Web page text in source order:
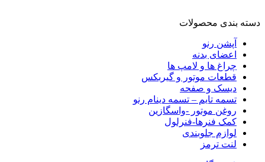
دسته‌ بندی محصولات
آپشن رنو
اعضای بدنه
چراغ ها و لامپ ها
قطعات موتور و گیربکس
دیسک و صفحه
تسمه تایم – تسمه دینام رنو
روغن موتور -واسگازین
کمک فنرها-فنرلول
لوازم جلوبندی
لنت ترمز